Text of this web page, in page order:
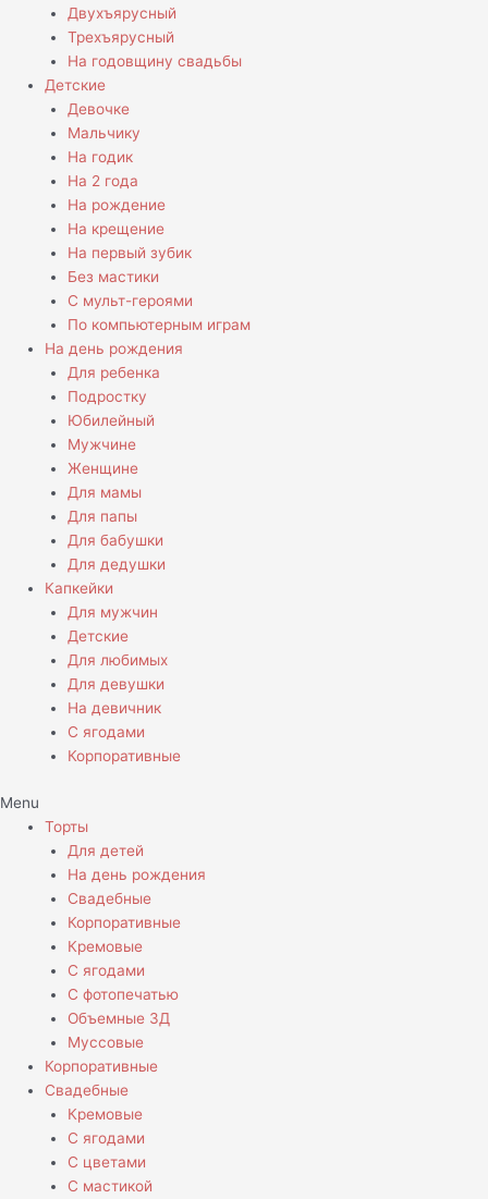
Двухъярусный
Трехъярусный
На годовщину свадьбы
Детские
Девочке
Мальчику
На годик
На 2 года
На рождение
На крещение
На первый зубик
Без мастики
С мульт-героями
По компьютерным играм
На день рождения
Для ребенка
Подростку
Юбилейный
Мужчине
Женщине
Для мамы
Для папы
Для бабушки
Для дедушки
Капкейки
Для мужчин
Детские
Для любимых
Для девушки
На девичник
С ягодами
Корпоративные
Menu
Торты
Для детей
На день рождения
Свадебные
Корпоративные
Кремовые
С ягодами
С фотопечатью
Объемные 3Д
Муссовые
Корпоративные
Свадебные
Кремовые
С ягодами
С цветами
С мастикой